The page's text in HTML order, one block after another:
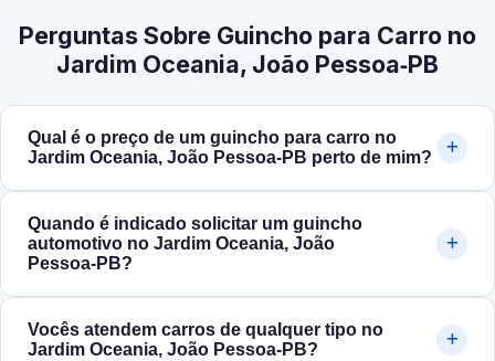
Perguntas Sobre Guincho para Carro no
Jardim Oceania, João Pessoa‑PB
Qual é o preço de um guincho para carro no
Jardim Oceania, João Pessoa‑PB perto de mim?
Quando é indicado solicitar um guincho
automotivo no Jardim Oceania, João
Pessoa‑PB?
Vocês atendem carros de qualquer tipo no
Jardim Oceania, João Pessoa‑PB?